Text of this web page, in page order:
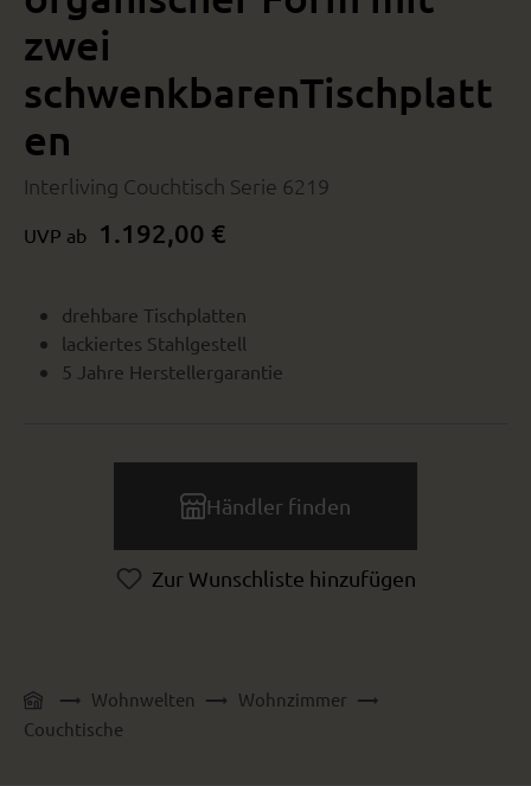
zwei
schwenkbarenTischplatt
en
Interliving Couchtisch Serie 6219
UVP ab 1.192,00 €
drehbare Tischplatten
lackiertes Stahlgestell
5 Jahre Herstellergarantie
Händler finden
Zur Wunschliste hinzufügen
Wohnwelten
Wohnzimmer
Couchtische